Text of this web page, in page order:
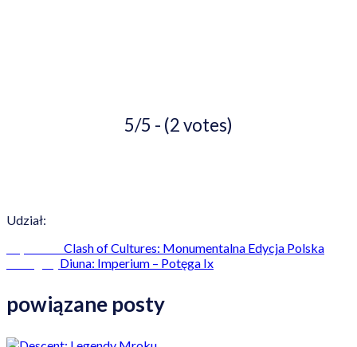
5/5 - (2 votes)
Udział:
Clash of Cultures: Monumentalna Edycja Polska
Diuna: Imperium – Potęga Ix
powiązane posty